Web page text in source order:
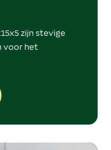
zijn stevige
voor het